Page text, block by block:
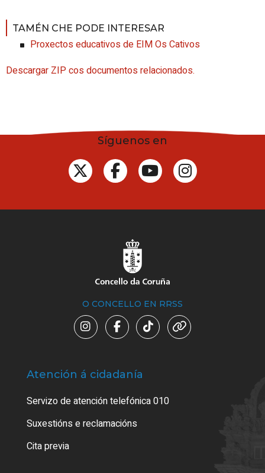
TAMÉN CHE PODE INTERESAR
Proxectos educativos de EIM Os Cativos
Descargar ZIP cos documentos relacionados.
Síguenos en
O CONCELLO EN RRSS
Atención á cidadanía
Servizo de atención telefónica 010
Suxestións e reclamacións
Cita previa